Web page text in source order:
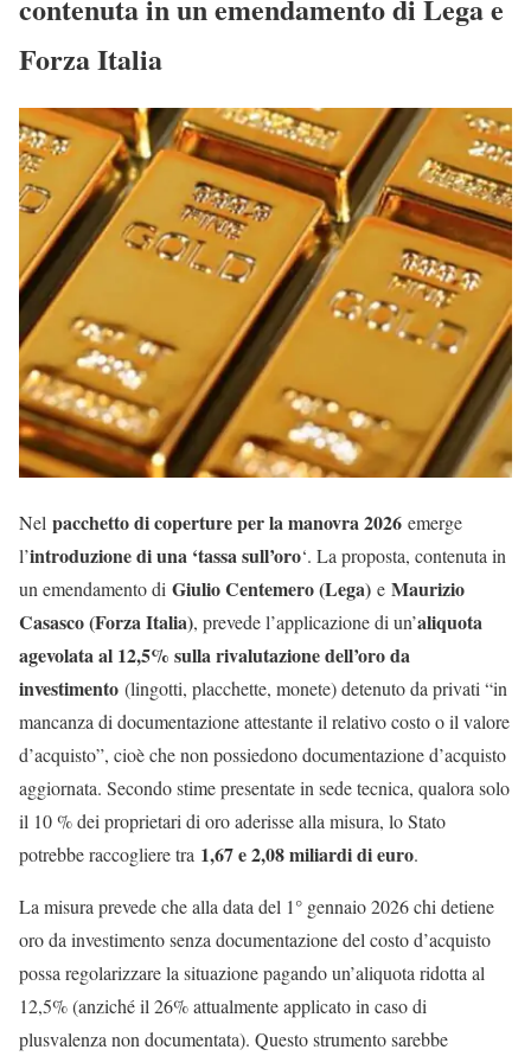
contenuta in un emendamento di Lega e
Forza Italia
Nel pacchetto di coperture per la manovra 2026 emerge
l’introduzione di una ‘tassa sull’oro‘. La proposta, contenuta in
un emendamento di Giulio Centemero (Lega) e Maurizio
Casasco (Forza Italia), prevede l’applicazione di un’aliquota
agevolata al 12,5% sulla rivalutazione dell’oro da
investimento (lingotti, placchette, monete) detenuto da privati “in
mancanza di documentazione attestante il relativo costo o il valore
d’acquisto”, cioè che non possiedono documentazione d’acquisto
aggiornata. Secondo stime presentate in sede tecnica, qualora solo
il 10 % dei proprietari di oro aderisse alla misura, lo Stato
potrebbe raccogliere tra 1,67 e 2,08 miliardi di euro.
La misura prevede che alla data del 1° gennaio 2026 chi detiene
oro da investimento senza documentazione del costo d’acquisto
possa regolarizzare la situazione pagando un’aliquota ridotta al
12,5% (anziché il 26% attualmente applicato in caso di
plusvalenza non documentata). Questo strumento sarebbe